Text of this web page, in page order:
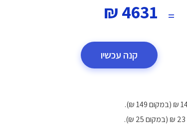
=
4631 ₪
קנה עכשיו